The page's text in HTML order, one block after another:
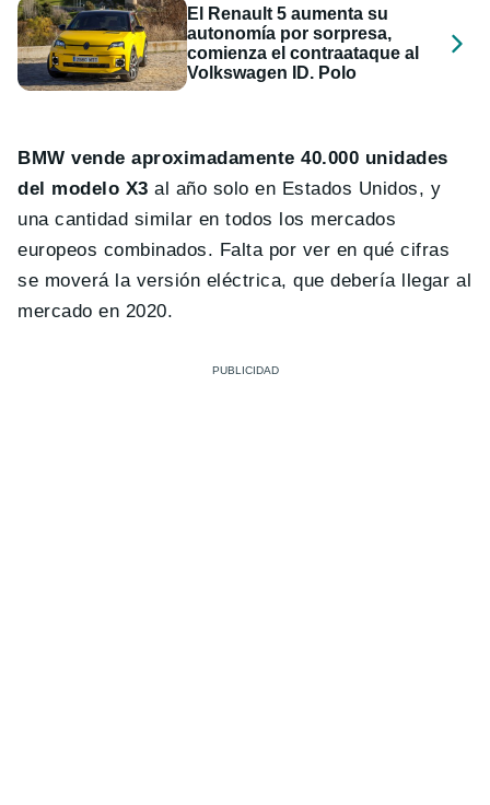
El Renault 5 aumenta su
autonomía por sorpresa,
comienza el contraataque al
Volkswagen ID. Polo
BMW vende aproximadamente 40.000 unidades
del modelo X3 al año solo en Estados Unidos, y
una cantidad similar en todos los mercados
europeos combinados. Falta por ver en qué cifras
se moverá la versión eléctrica, que debería llegar al
mercado en 2020.